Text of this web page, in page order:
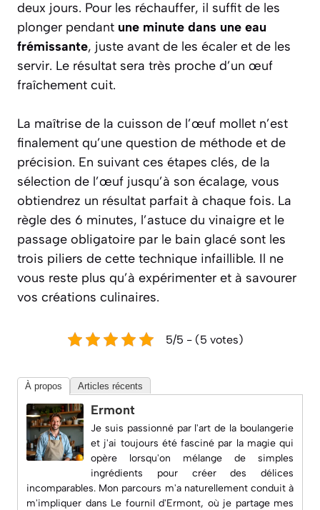
deux jours. Pour les réchauffer, il suffit de les
plonger pendant une minute dans une eau
frémissante, juste avant de les écaler et de les
servir. Le résultat sera très proche d’un œuf
fraîchement cuit.
La maîtrise de la cuisson de l’œuf mollet n’est
finalement qu’une question de méthode et de
précision. En suivant ces étapes clés, de la
sélection de l’œuf jusqu’à son écalage, vous
obtiendrez un résultat parfait à chaque fois. La
règle des 6 minutes, l’astuce du vinaigre et le
passage obligatoire par le bain glacé sont les
trois piliers de cette technique infaillible. Il ne
vous reste plus qu’à expérimenter et à savourer
vos créations culinaires.
5/5 - (5 votes)
À propos Articles récents
Ermont
Je suis passionné par l'art de la boulangerie
et j'ai toujours été fasciné par la magie qui
opère lorsqu'on mélange de simples
ingrédients pour créer des délices
incomparables. Mon parcours m'a naturellement conduit à
m'impliquer dans Le fournil d'Ermont, où je partage mes